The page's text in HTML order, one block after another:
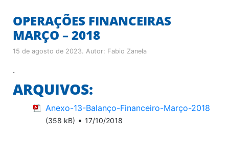
OPERAÇÕES FINANCEIRAS
MARÇO – 2018
15 de agosto de 2023. Autor: Fabio Zanela
.
ARQUIVOS:
Anexo-13-Balanço-Financeiro-Março-2018
(358 kB) • 17/10/2018